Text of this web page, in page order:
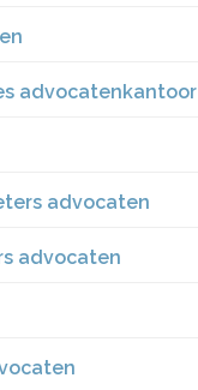
advocatenkantoor
advocaten
advocaten